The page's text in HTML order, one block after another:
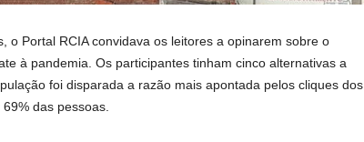
o Portal RCIA convidava os leitores a opinarem sobre o
à pandemia. Os participantes tinham cinco alternativas a
foi disparada a razão mais apontada pelos cliques dos
das pessoas.